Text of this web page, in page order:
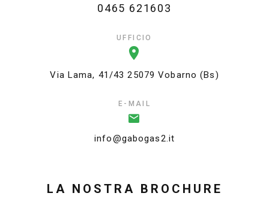
0465 621603
UFFICIO
Via Lama, 41/43 25079 Vobarno (Bs)
E-MAIL
info@gabogas2.it
LA NOSTRA BROCHURE